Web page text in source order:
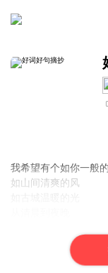
我希望有个如你一般
如山间清爽的风